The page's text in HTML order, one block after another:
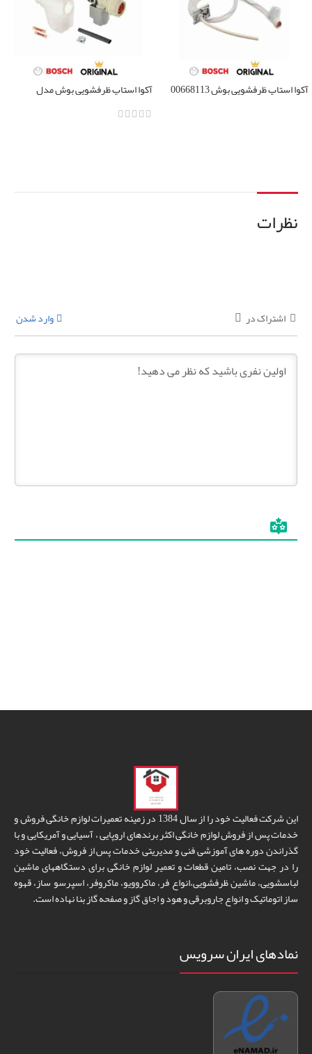
آکوا استاپ ظرفشویی بوش 00668113
آکوا استاپ ظرفشویی بوش مدل
00645701
نظرات
اشتراک در وارد شدن
این شرکت فعالیت خود را از سال 1384 در زمینه تعمیرات لوازم خانگی فروش و
خدمات پس از فروش لوازم خانگی اکثر برندهای اروپایی ، آسیایی و آمریکایی و با
گذراندن دوره های آموزشی فنی و مدیریتی خدمات پس از فروش، فعالیت خود
را در جهت نصب، تامین قطعات و تعمیر لوازم خانگی برای دستگاههای ماشین
لباسشویی، ماشین ظرفشویی،انواع فر، ماکروویو، ماکروفر، اسپرسو ساز، قهوه
ساز اتوماتیک و انواع جاروبرقی و هود و اجاق گاز و صفحه گاز بنا نهاده است.
نمادهای ایران سرویس